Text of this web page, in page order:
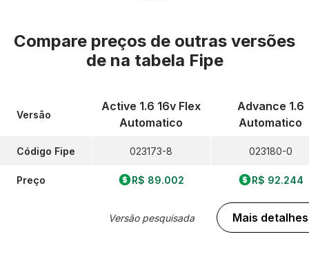
Compare preços de outras versões
de na tabela Fipe
Versão
Código Fipe
Preço
Active 1.6 16v Flex
Automatico
023173-8
R$ 89.002
Versão pesquisada
Advance 1.6
Automatico
023180-0
R$ 92.244
Mais detalhes